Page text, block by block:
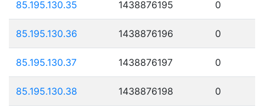
85.195.130.35 1438876195 0
85.195.130.36 1438876196 0
85.195.130.37 1438876197 0
85.195.130.38 1438876198 0